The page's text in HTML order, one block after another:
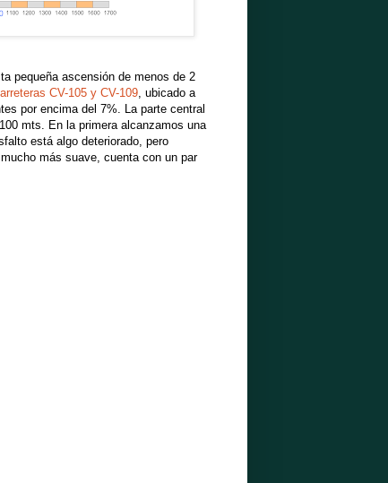
pequeña ascensión de menos de 2
CV-105 y CV-109 , ubicado a
por encima del 7%. La parte central
mts. En la primera alcanzamos una
está algo deteriorado, pero
más suave, cuenta con un par